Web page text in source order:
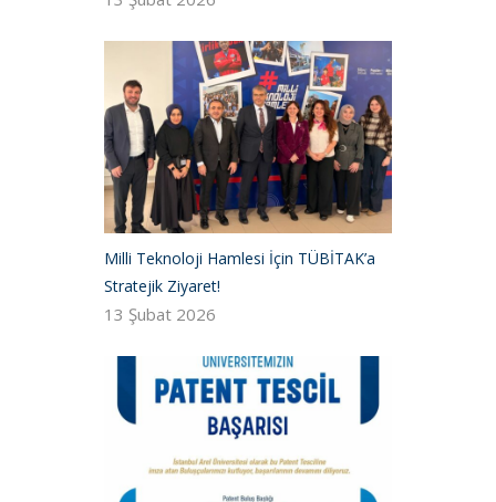
Milli Teknoloji Hamlesi İçin TÜBİTAK’a
Stratejik Ziyaret!
13 Şubat 2026